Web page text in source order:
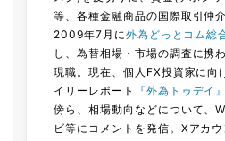
等、各種金融商品の国際取引仲
2009年7月に外為どっとコム総
し、為替相場・市場の調査に携
現職。現在、個人FX投資家に向
イリーレポート
『外為トゥデイ
傍ら、相場動向などについて、
ビ等にコメントを発信。 Xアカ